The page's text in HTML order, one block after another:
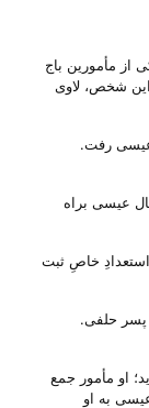
از مأمورین باج
شخص، لاوی
عیسی رفت.
عیسی براه
خاصِ ثبت
پسر حلفی.
او مأمور جمع
به او